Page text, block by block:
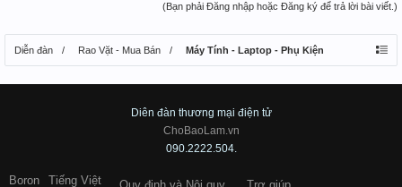
(Bạn phải Đăng nhập hoặc Đăng ký để trả lời bài viết.)
Diễn đàn Rao Vặt - Mua Bán Máy Tính - Laptop - Phụ Kiện
Diên đàn thương mại điện tử
ChoBaoLam.vn
090.2222.504.
Boron Tiếng Việt